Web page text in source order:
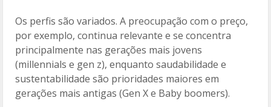
Os perfis são variados. A preocupação com o preço,
por exemplo, continua relevante e se concentra
principalmente nas gerações mais jovens
(millennials e gen z), enquanto saudabilidade e
sustentabilidade são prioridades maiores em
gerações mais antigas (Gen X e Baby boomers).